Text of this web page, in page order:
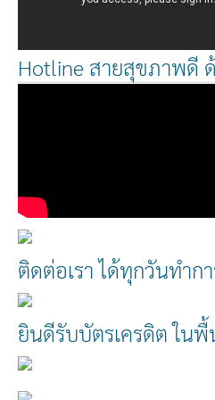
Hotline สายสุขภาพดี ด้
ติดต่อเรา ได้ทุกวันทำก
ยินดีรับบัตรเครดิต ในพื้